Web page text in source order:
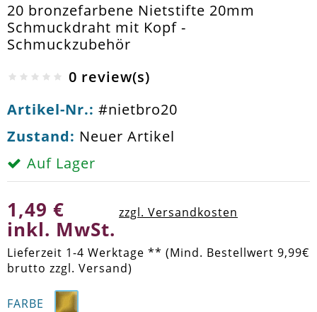
20 bronzefarbene Nietstifte 20mm
Schmuckdraht mit Kopf -
Schmuckzubehör
0 review(s)
Artikel-Nr.: #nietbro20
Zustand: Neuer Artikel
Auf Lager
1,49 €
inkl. MwSt.
zzgl. Versandkosten
Lieferzeit 1-4 Werktage ** (Mind. Bestellwert 9,99€
brutto zzgl. Versand)
FARBE